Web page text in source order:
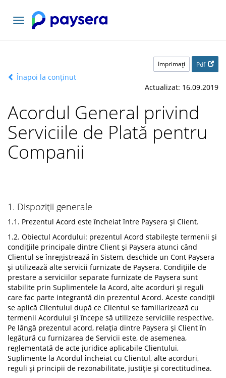
Comutați
navigarea
Imprimaţi Pdf
Înapoi la conținut
Actualizat: 16.09.2019
Acordul General privind
Serviciile de Plată pentru
Companii
1. Dispoziții generale
1.1. Prezentul Acord este încheiat între Paysera și Client.
1.2. Obiectul Acordului: prezentul Acord stabilește termenii și
condițiile principale dintre Client și Paysera atunci când
Clientul se înregistrează în Sistem, deschide un Cont Paysera
și utilizează alte servicii furnizate de Paysera. Condițiile de
prestare a serviciilor separate furnizate de Paysera sunt
stabilite prin Suplimentele la Acord, alte acorduri și reguli
care fac parte integrantă din prezentul Acord. Aceste condiții
se aplică Clientului după ce Clientul se familiarizează cu
termenii Acordului și începe să utilizeze serviciile respective.
Pe lângă prezentul acord, relația dintre Paysera și Client în
legătură cu furnizarea de Servicii este, de asemenea,
reglementată de acte juridice aplicabile Clientului,
Suplimente la Acordul încheiat cu Clientul, alte acorduri,
reguli și principii de rezonabilitate, justiție și corectitudinea.